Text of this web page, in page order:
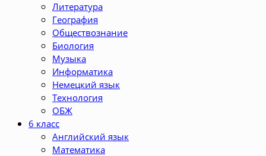
Литература
География
Обществознание
Биология
Музыка
Информатика
Немецкий язык
Технология
ОБЖ
6 класс
Английский язык
Математика